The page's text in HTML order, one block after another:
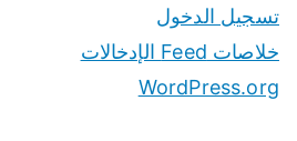
تسجيل الدخول
خلاصات Feed الإدخالات
WordPress.org